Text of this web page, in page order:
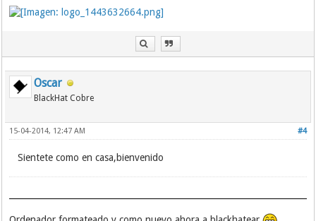
Oscar
BlackHat Cobre
#4
15-04-2014, 12:47 AM
Sientete como en casa,bienvenido